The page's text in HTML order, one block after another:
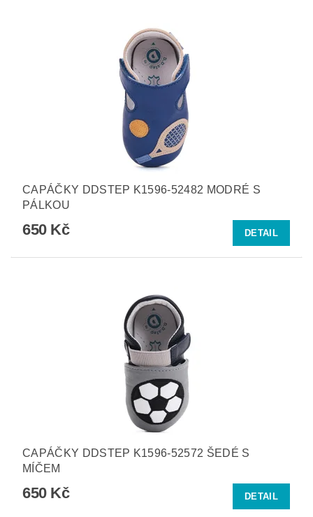
CAPÁČKY DDSTEP K1596-52482 MODRÉ S
PÁLKOU
650 Kč DETAIL
CAPÁČKY DDSTEP K1596-52572 ŠEDÉ S
MÍČEM
650 Kč DETAIL